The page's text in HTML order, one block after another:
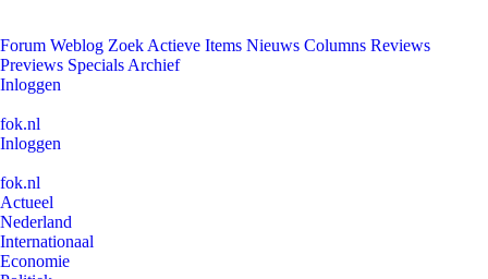
Forum Weblog Zoek Actieve Items Nieuws Columns Reviews
Previews Specials Archief
Inloggen
fok.nl
Inloggen
fok.nl
Actueel
Nederland
Internationaal
Economie